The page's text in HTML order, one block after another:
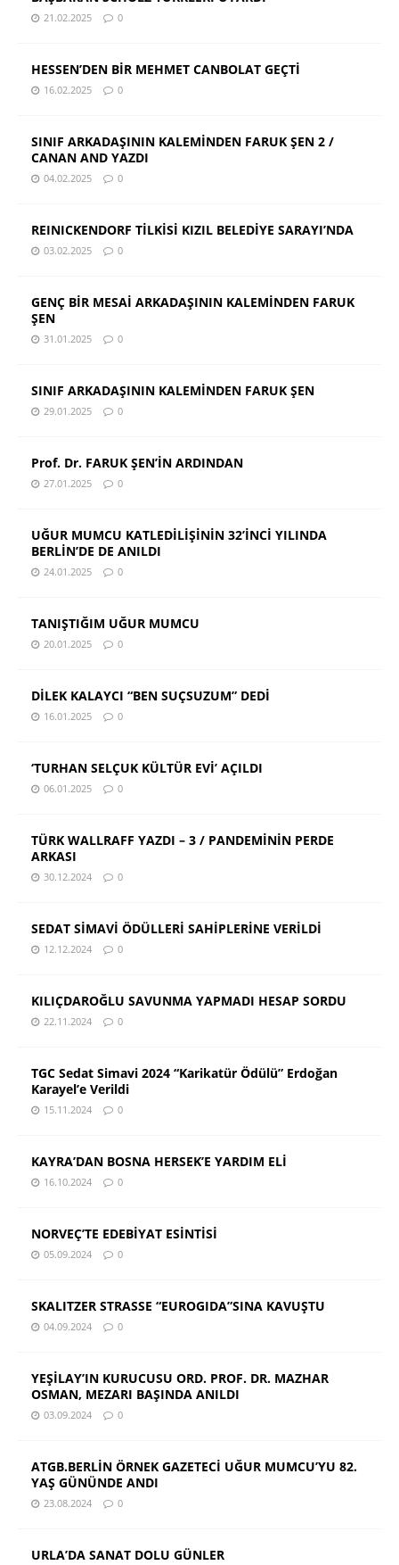
21.02.2025 0
HESSEN’DEN BİR MEHMET CANBOLAT GEÇTİ
16.02.2025 0
SINIF ARKADAŞININ KALEMİNDEN FARUK ŞEN 2 /
CANAN AND YAZDI
04.02.2025 0
REINICKENDORF TİLKİSİ KIZIL BELEDİYE SARAYI’NDA
03.02.2025 0
GENÇ BİR MESAİ ARKADAŞININ KALEMİNDEN FARUK
ŞEN
31.01.2025 0
SINIF ARKADAŞININ KALEMİNDEN FARUK ŞEN
29.01.2025 0
Prof. Dr. FARUK ŞEN’İN ARDINDAN
27.01.2025 0
UĞUR MUMCU KATLEDİLİŞİNİN 32’İNCİ YILINDA
BERLİN’DE DE ANILDI
24.01.2025 0
TANIŞTIĞIM UĞUR MUMCU
20.01.2025 0
DİLEK KALAYCI “BEN SUÇSUZUM” DEDİ
16.01.2025 0
‘TURHAN SELÇUK KÜLTÜR EVİ’ AÇILDI
06.01.2025 0
TÜRK WALLRAFF YAZDI – 3 / PANDEMİNİN PERDE
ARKASI
30.12.2024 0
SEDAT SİMAVİ ÖDÜLLERİ SAHİPLERİNE VERİLDİ
12.12.2024 0
KILIÇDAROĞLU SAVUNMA YAPMADI HESAP SORDU
22.11.2024 0
TGC Sedat Simavi 2024 “Karikatür Ödülü” Erdoğan
Karayel’e Verildi
15.11.2024 0
KAYRA’DAN BOSNA HERSEK’E YARDIM ELİ
16.10.2024 0
NORVEÇ’TE EDEBİYAT ESİNTİSİ
05.09.2024 0
SKALITZER STRASSE “EUROGIDA”SINA KAVUŞTU
04.09.2024 0
YEŞİLAY’IN KURUCUSU ORD. PROF. DR. MAZHAR
OSMAN, MEZARI BAŞINDA ANILDI
03.09.2024 0
ATGB.BERLİN ÖRNEK GAZETECİ UĞUR MUMCU’YU 82.
YAŞ GÜNÜNDE ANDI
23.08.2024 0
URLA’DA SANAT DOLU GÜNLER